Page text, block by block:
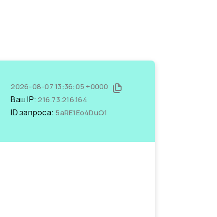
2026-08-07 13:36:05 +0000
Ваш IP:216.73.216.164
ID запроса: 5aRE1Eo4DuQ1